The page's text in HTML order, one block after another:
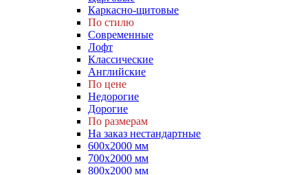
Каркасно-щитовые
По стилю
Современные
Лофт
Классические
Английские
По цене
Недорогие
Дорогие
По размерам
На заказ нестандартные
600х2000 мм
700х2000 мм
800х2000 мм